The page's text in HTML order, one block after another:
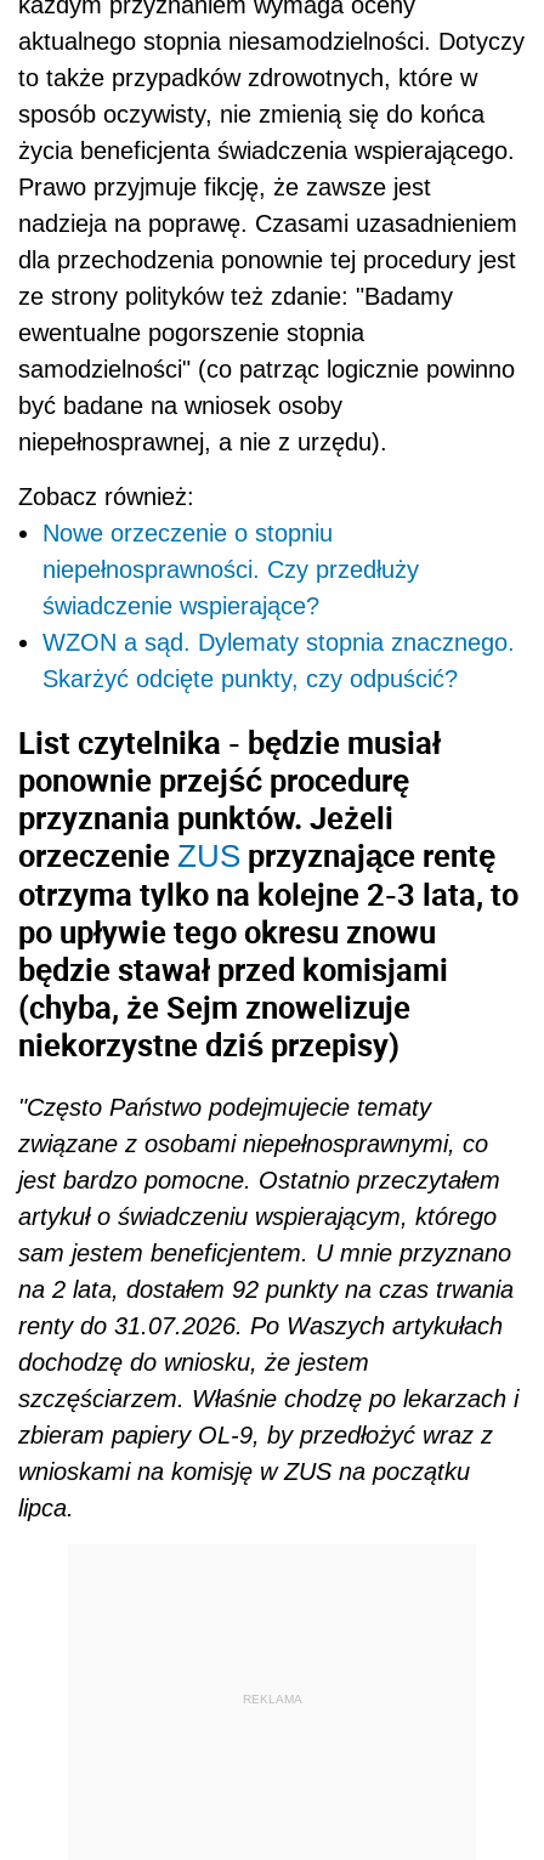
aktualnego stopnia niesamodzielności. Dotyczy
to także przypadków zdrowotnych, które w
sposób oczywisty, nie zmienią się do końca
życia beneficjenta świadczenia wspierającego.
Prawo przyjmuje fikcję, że zawsze jest
nadzieja na poprawę. Czasami uzasadnieniem
dla przechodzenia ponownie tej procedury jest
ze strony polityków też zdanie: "Badamy
ewentualne pogorszenie stopnia
samodzielności" (co patrząc logicznie powinno
być badane na wniosek osoby
niepełnosprawnej, a nie z urzędu).
Zobacz również:
Nowe orzeczenie o stopniu
niepełnosprawności. Czy przedłuży
świadczenie wspierające?
WZON a sąd. Dylematy stopnia znacznego.
Skarżyć odcięte punkty, czy odpuścić?
List czytelnika - będzie musiał
ponownie przejść procedurę
przyznania punktów. Jeżeli
orzeczenie ZUS przyznające rentę
otrzyma tylko na kolejne 2-3 lata, to
po upływie tego okresu znowu
będzie stawał przed komisjami
(chyba, że Sejm znowelizuje
niekorzystne dziś przepisy)
"Często Państwo podejmujecie tematy
związane z osobami niepełnosprawnymi, co
jest bardzo pomocne. Ostatnio przeczytałem
artykuł o świadczeniu wspierającym, którego
sam jestem beneficjentem. U mnie przyznano
na 2 lata, dostałem 92 punkty na czas trwania
renty do 31.07.2026. Po Waszych artykułach
dochodzę do wniosku, że jestem
szczęściarzem. Właśnie chodzę po lekarzach i
zbieram papiery OL-9, by przedłożyć wraz z
wnioskami na komisję w ZUS na początku
lipca.
REKLAMA